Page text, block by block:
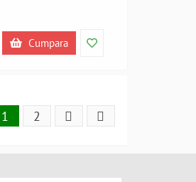
Cumpara
1 2